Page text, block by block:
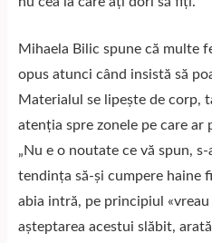
Mihaela Bilic spune că multe
opus atunci când insistă să
Materialul se lipește de corp,
atenția spre zonele pe care ar
„Nu e o noutate ce vă spun,
tendința să-și cumpere haine
abia intră, pe principiul
așteptarea acestui slăbit,